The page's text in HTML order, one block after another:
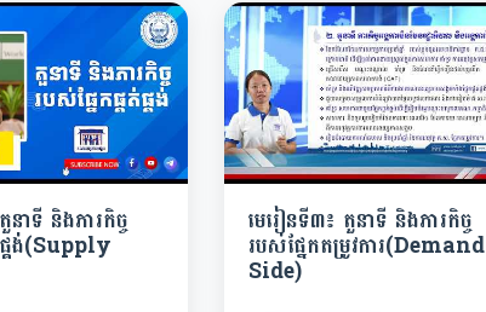
ាទី និងភារកិច្ច
ផ្គង់(Supply
មេរៀនទី៣​៖ តួនាទី និងភារកិច្ច
របស់ផ្នែកតម្រូវការ(Demand
Side)